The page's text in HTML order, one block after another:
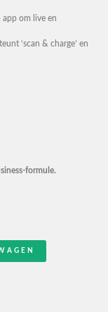
app om live en
‘scan & charge’ en
formule.